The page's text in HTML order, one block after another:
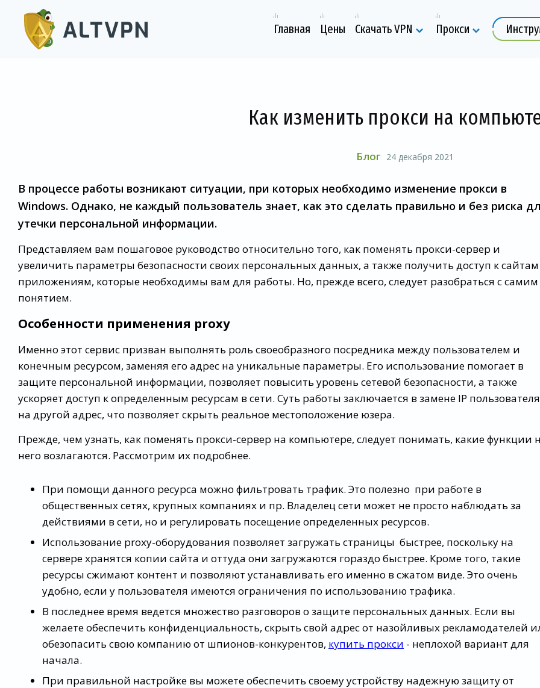
Главная Цены Скачать VPN Прокси
Как изменить прокси на
Блог 24 декабря 2021
В процессе работы возникают ситуации, при которых необходимо изменение прокси в
Windows. Однако, не каждый пользователь знает, как это сделать правильно и без риска
утечки персональной информации.
Представляем вам пошаговое руководство относительно того, как поменять прокси-сервер и
увеличить параметры безопасности своих персональных данных, а также получить доступ к
приложениям, которые необходимы вам для работы. Но, прежде всего, следует разобраться с самим
понятием.
Особенности применения proxy
Именно этот сервис призван выполнять роль своеобразного посредника между пользователем и
конечным ресурсом, заменяя его адрес на уникальные параметры. Его использование помогает в
защите персональной информации, позволяет повысить уровень сетевой безопасности, а также
ускоряет доступ к определенным ресурсам в сети. Суть работы заключается в замене IP пользователя
на другой адрес, что позволяет скрыть реальное местоположение юзера.
Прежде, чем узнать, как поменять прокси-сервер на компьютере, следует понимать, какие функции
него возлагаются. Рассмотрим их подробнее.
При помощи данного ресурса можно фильтровать трафик. Это полезно при работе в
общественных сетях, крупных компаниях и пр. Владелец сети может не просто наблюдать за
действиями в сети, но и регулировать посещение определенных ресурсов.
Использование proxy-оборудования позволяет загружать страницы быстрее, поскольку на
сервере хранятся копии сайта и оттуда они загружаются гораздо быстрее. Кроме того, такие
ресурсы сжимают контент и позволяют устанавливать его именно в сжатом виде. Это очень
удобно, если у пользователя имеются ограничения по использованию трафика.
В последнее время ведется множество разговоров о защите персональных данных. Если вы
желаете обеспечить конфиденциальность, скрыть свой адрес от назойливых рекламодателей
обезопасить свою компанию от шпионов-конкурентов, купить прокси - неплохой вариант для
начала.
При правильной настройке вы можете обеспечить своему устройству надежную защиту от